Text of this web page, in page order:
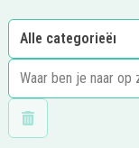
Wis filters